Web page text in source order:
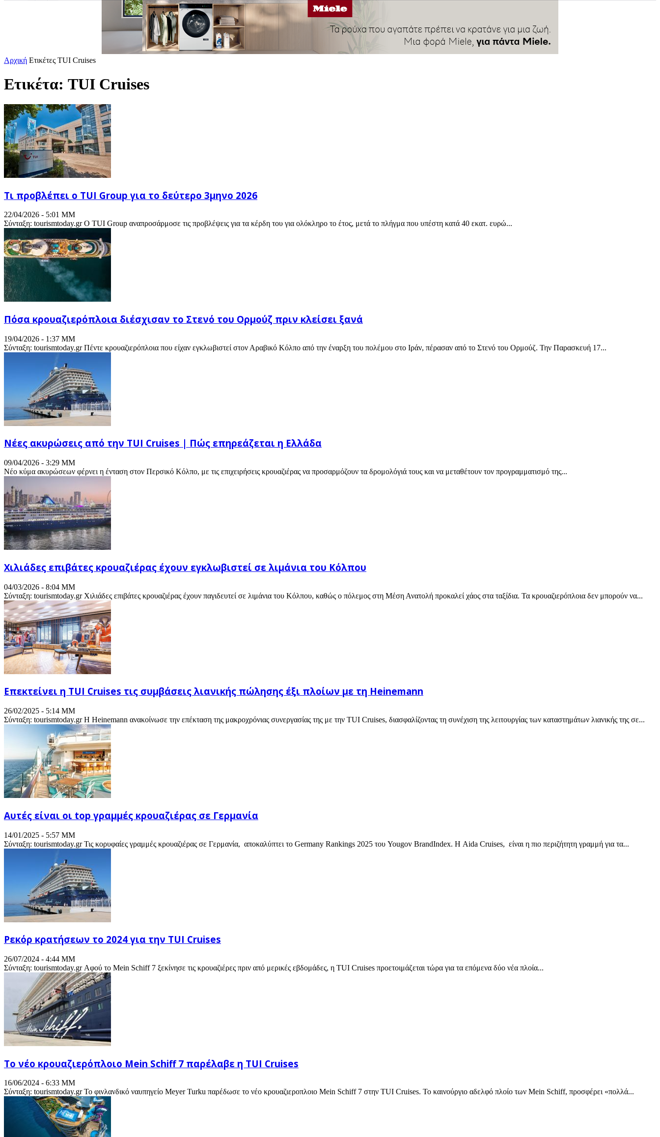
Αρχική Ετικέτες TUI Cruises
Ετικέτα: TUI Cruises
Τι προβλέπει ο TUI Group για το δεύτερο 3μηνο 2026
22/04/2026 - 5:01 ΜΜ
Σύνταξη: tourismtoday.gr Ο TUI Group αναπροσάρμοσε τις προβλέψεις για τα κέρδη του για ολόκληρο το έτος, μετά το πλήγμα που υπέστη κατά 40 εκατ. ευρώ...
Πόσα κρουαζιερόπλοια διέσχισαν το Στενό του Ορμούζ πριν κλείσει ξανά
19/04/2026 - 1:37 ΜΜ
Σύνταξη: tourismtoday.gr Πέντε κρουαζιερόπλοια που είχαν εγκλωβιστεί στον Αραβικό Κόλπο από την έναρξη του πολέμου στο Ιράν, πέρασαν από το Στενό του Ορμούζ. Την Παρασκευή 17...
Νέες ακυρώσεις από την TUI Cruises | Πώς επηρεάζεται η Ελλάδα
09/04/2026 - 3:29 ΜΜ
Νέο κύμα ακυρώσεων φέρνει η ένταση στον Περσικό Κόλπο, με τις επιχειρήσεις κρουαζιέρας να προσαρμόζουν τα δρομολόγιά τους και να μεταθέτουν τον προγραμματισμό της...
Χιλιάδες επιβάτες κρουαζιέρας έχουν εγκλωβιστεί σε λιμάνια του Κόλπου
04/03/2026 - 8:04 ΜΜ
Σύνταξη: tourismtoday.gr Χιλιάδες επιβάτες κρουαζιέρας έχουν παγιδευτεί σε λιμάνια του Κόλπου, καθώς ο πόλεμος στη Μέση Ανατολή προκαλεί χάος στα ταξίδια. Τα κρουαζιερόπλοια δεν μπορούν να...
Επεκτείνει η TUI Cruises τις συμβάσεις λιανικής πώλησης έξι πλοίων με τη Heinemann
26/02/2025 - 5:14 ΜΜ
Σύνταξη: tourismtoday.gr Η Heinemann ανακοίνωσε την επέκταση της μακροχρόνιας συνεργασίας της με την TUI Cruises, διασφαλίζοντας τη συνέχιση της λειτουργίας των καταστημάτων λιανικής της σε...
Αυτές είναι οι top γραμμές κρουαζιέρας σε Γερμανία
14/01/2025 - 5:57 ΜΜ
Σύνταξη: tourismtoday.gr Τις κορυφαίες γραμμές κρουαζιέρας σε Γερμανία, αποκαλύπτει το Germany Rankings 2025 του Yougov BrandIndex. Η Aida Cruises, είναι η πιο περιζήτητη γραμμή για τα...
Ρεκόρ κρατήσεων το 2024 για την TUI Cruises
26/07/2024 - 4:44 ΜΜ
Σύνταξη: tourismtoday.gr Αφού το Mein Schiff 7 ξεκίνησε τις κρουαζιέρες πριν από μερικές εβδομάδες, η TUI Cruises προετοιμάζεται τώρα για τα επόμενα δύο νέα πλοία...
Το νέο κρουαζιερόπλοιο Mein Schiff 7 παρέλαβε η TUI Cruises
16/06/2024 - 6:33 ΜΜ
Σύνταξη: tourismtoday.gr Το φινλανδικό ναυπηγείο Meyer Turku παρέδωσε το νέο κρουαζιεροπλοιο Mein Schiff 7 στην TUI Cruises. Το καινούργιο αδελφό πλοίο των Mein Schiff, προσφέρει «πολλά...